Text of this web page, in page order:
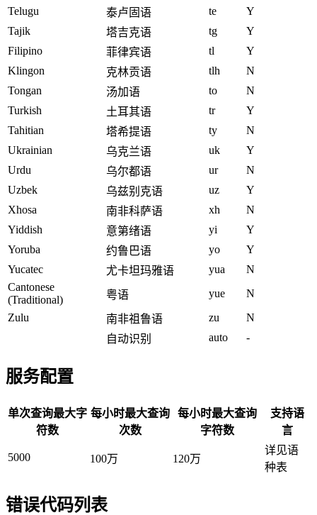
Telugu
泰卢固语 te
Y
Tajik
塔吉克语 tg
Y
Filipino
菲律宾语 tl
Y
Klingon
克林贡语 tlh
N
Tongan
汤加语 to
N
Turkish
土耳其语 tr
Y
Tahitian
塔希提语 ty
N
Ukrainian
乌克兰语 uk
Y
Urdu
乌尔都语 ur
N
Uzbek
乌兹别克语 uz
Y
Xhosa
南非科萨语 xh
N
Yiddish
意第绪语 yi
Y
Yoruba
约鲁巴语 yo
Y
Yucatec
尤卡坦玛雅语 yua
N
Cantonese
(Traditional)
粤语 yue
N
Zulu
南非祖鲁语 zu
N
自动识别
auto -
服务配置
单次查询最大字
符数
每小时最大查询
次数
每小时最大查询
字符数
支持语
言
5000 100万 120万
详见语
种表
错误代码列表